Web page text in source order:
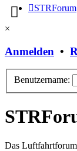
STRForum
×
Anmelden •
Benutzername:
Das